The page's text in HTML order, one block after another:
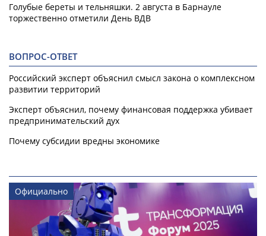
Голубые береты и тельняшки. 2 августа в Барнауле
торжественно отметили День ВДВ
ВОПРОС-ОТВЕТ
Российский эксперт объяснил смысл закона о комплексном
развитии территорий
Эксперт объяснил, почему финансовая поддержка убивает
предпринимательский дух
Почему субсидии вредны экономике
Официально